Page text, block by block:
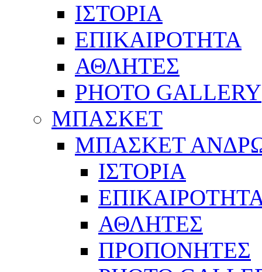
ΙΣΤΟΡΙΑ
ΕΠΙΚΑΙΡΟΤΗΤΑ
ΑΘΛΗΤΕΣ
PHOTO GALLERY
ΜΠΑΣΚΕΤ
ΜΠΑΣΚΕΤ
ΙΣΤΟΡΙΑ
ΑΘΛΗΤΕΣ
ΠΡΟΠΟΝΗΤΕΣ